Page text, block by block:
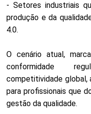
- Setores industriais
produção e da
4.0.
O cenário atual,
conformidade
competitividade global,
para profissionais que
gestão da qualidade.